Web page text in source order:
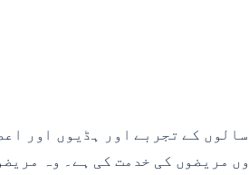
کے تجربے اور ہڈیوں اور
مریضوں کی خدمت کی ہے۔ وہ